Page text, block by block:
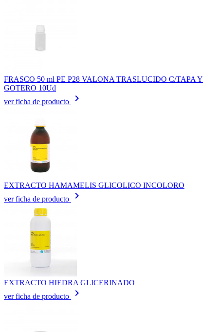
FRASCO 50 ml PE P28 VALONA TRASLUCIDO C/TAPA Y
GOTERO 10Ud
ver ficha de producto
keyboard_arrow_right
EXTRACTO HAMAMELIS GLICOLICO INCOLORO
ver ficha de producto
keyboard_arrow_right
EXTRACTO HIEDRA GLICERINADO
ver ficha de producto
keyboard_arrow_right